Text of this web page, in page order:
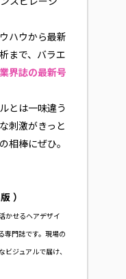
ハウから最新
まで、バラエ
界誌の最新号
とは一味違う
刺激がきっと
相棒にぜひ。
）
かせるヘアデザイ
専門誌です。現場の
ジュアルで届け、